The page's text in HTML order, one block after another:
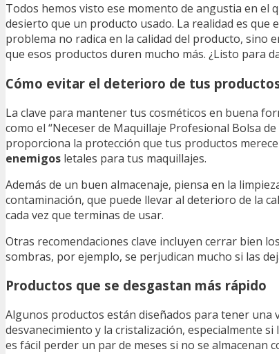
Todos hemos visto ese momento de angustia en el
desierto que un producto usado. La realidad es que
problema no radica en la calidad del producto, sino
que esos productos duren mucho más. ¿Listo para
Cómo evitar el deterioro de tus
La clave para mantener tus cosméticos en buena
como el “Neceser de Maquillaje Profesional Bolsa
proporciona la protección que tus productos
enemigos letales para tus maquillajes.
Además de un buen almacenaje, piensa en la
contaminación, que puede llevar al deterioro de la
cada vez que terminas de usar.
Otras recomendaciones clave incluyen cerrar bien
sombras, por ejemplo, se perjudican mucho si las
Productos que se desgastan más rápido
Algunos productos están diseñados para tener una
desvanecimiento y la cristalización, especialmente
es fácil perder un par de meses si no se almacenan